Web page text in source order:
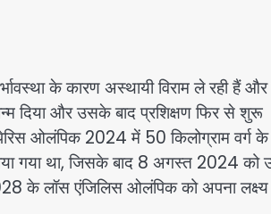
के कारण अस्थायी विराम ले रही हैं और
दिया और उसके बाद प्रशिक्षण फिर से शुरू
ओलंपिक 2024 में 50 किलोग्राम वर्ग के
गया था, जिसके बाद 8 अगस्त 2024 को
के लॉस एंजिलिस ओलंपिक को अपना लक्ष्य